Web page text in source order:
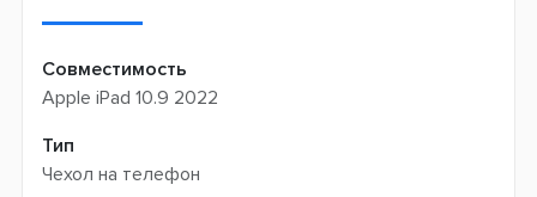
Совместимость
Apple iPad 10.9 2022
Тип
Чехол на телефон